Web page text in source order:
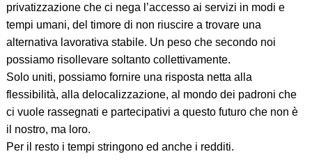
privatizzazione che ci nega l’accesso ai servizi in modi e
tempi umani, del timore di non riuscire a trovare una
alternativa lavorativa stabile. Un peso che secondo noi
possiamo risollevare soltanto collettivamente.
Solo uniti, possiamo fornire una risposta netta alla
flessibilità, alla delocalizzazione, al mondo dei padroni che
ci vuole rassegnati e partecipativi a questo futuro che non è
il nostro, ma loro.
Per il resto i tempi stringono ed anche i redditi.